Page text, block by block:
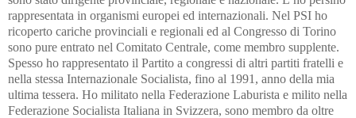
rappresentata in organismi europei ed internazionali. Nel PSI ho
ricoperto cariche provinciali e regionali ed al Congresso di Torino
sono pure entrato nel Comitato Centrale, come membro supplente.
Spesso ho rappresentato il Partito a congressi di altri partiti fratelli e
nella stessa Internazionale Socialista, fino al 1991, anno della mia
ultima tessera. Ho militato nella Federazione Laburista e milito nella
Federazione Socialista Italiana in Svizzera, sono membro da oltre